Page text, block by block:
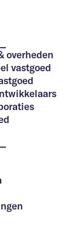
overheden
vastgoed